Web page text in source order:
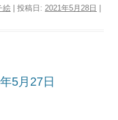
絵 | 投稿日: 2021年5月28日 |
5月27日